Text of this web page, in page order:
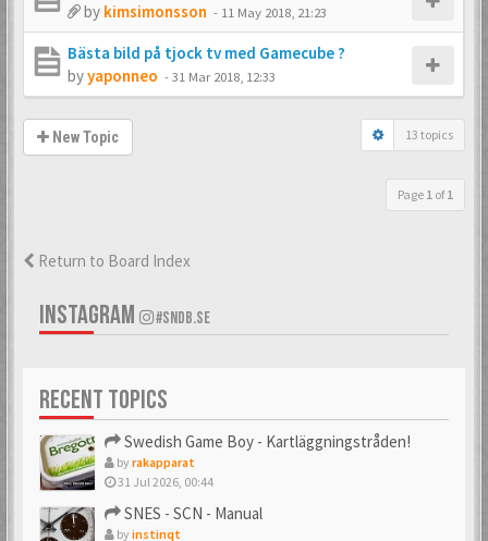
by kimsimonsson - 11 May 2018, 21:23
Bästa bild på tjock tv med Gamecube ?
byyaponneo -31 Mar 2018, 12:33
New Topic 13 topics
Page 1 of1
Return to Board Index
INSTAGRAM #SNDB.SE
RECENT TOPICS
Swedish Game Boy - Kartläggningstråden!
byrakapparat
31 Jul 2026, 00:44
SNES - SCN - Manual
byinstinqt